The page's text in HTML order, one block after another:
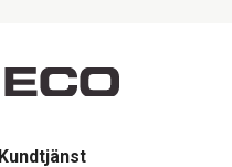
Kundtjänst